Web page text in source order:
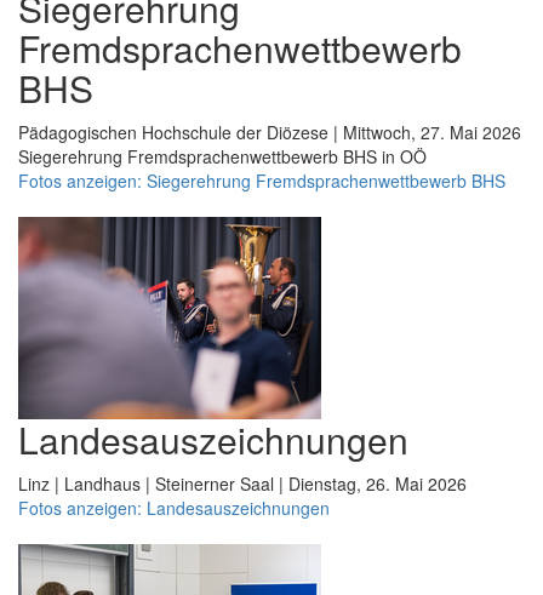
Fremdsprachenwettbewerb
BHS
Pädagogischen Hochschule der Diözese | Mittwoch, 27. Mai 2026
Siegerehrung Fremdsprachenwettbewerb BHS in OÖ
Fotos anzeigen: Siegerehrung Fremdsprachenwettbewerb BHS
Landesauszeichnungen
Linz | Landhaus | Steinerner Saal | Dienstag, 26. Mai 2026
Fotos anzeigen: Landesauszeichnungen